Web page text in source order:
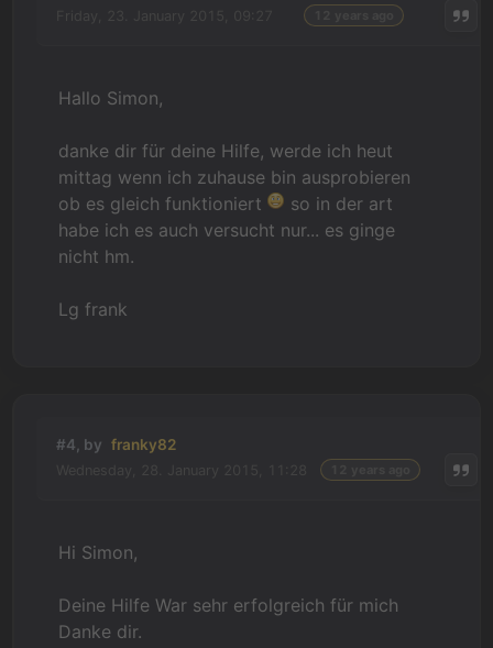
Hallo Simon,
danke dir für deine Hilfe, werde ich heut
mittag wenn ich zuhause bin ausprobieren
ob es gleich funktioniert
so in der art
habe ich es auch versucht nur... es ginge
nicht hm.
Lg frank
#4, by franky82
Hi Simon,
Deine Hilfe War sehr erfolgreich für mich
Danke dir.